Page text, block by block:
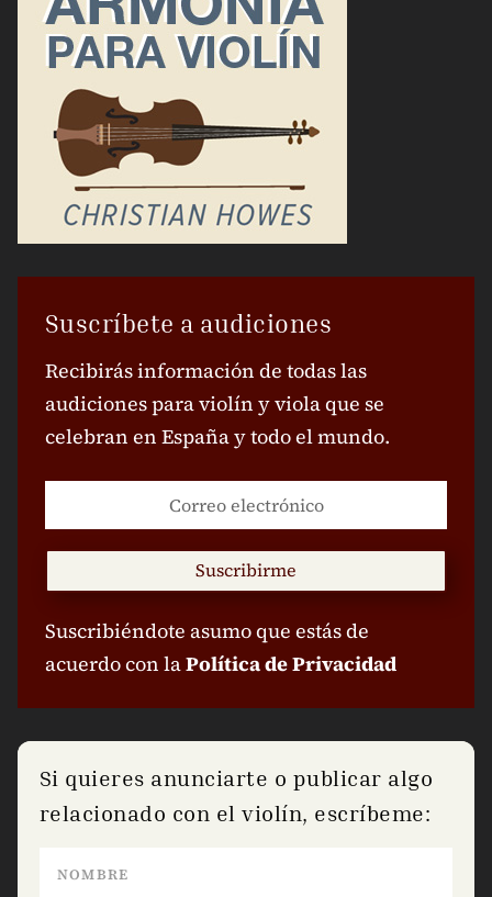
Suscríbete a audiciones
Recibirás información de todas las
audiciones para violín y viola que se
celebran en España y todo el mundo.
Suscribirme
Suscribiéndote asumo que estás de
acuerdo con laPolítica de Privacidad
Si quieres anunciarte o publicar algo
relacionado con el violín, escríbeme: